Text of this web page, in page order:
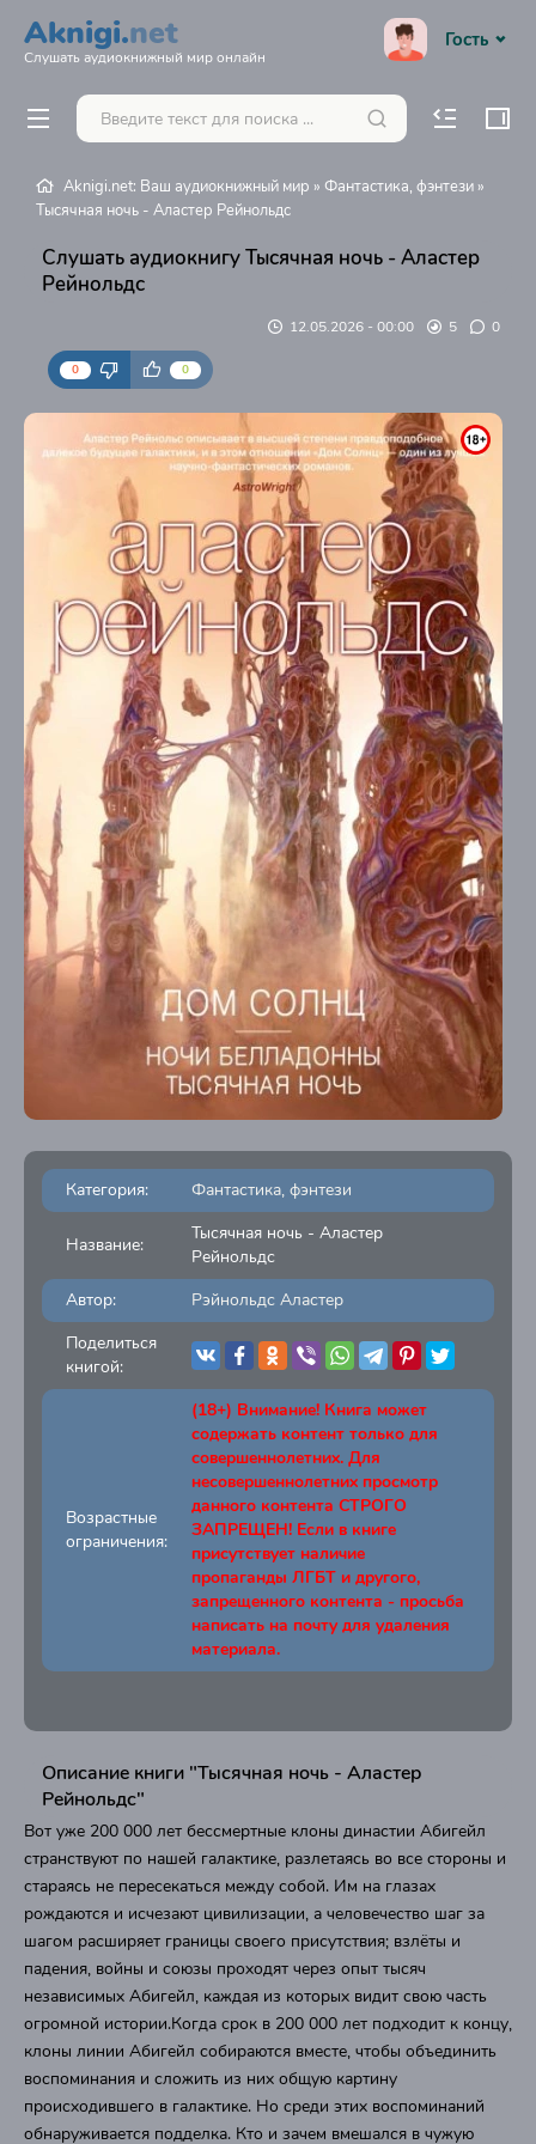
Aknigi.net
Слушать аудиокнижный мир онлайн
Гость
Aknigi.net: Ваш аудиокнижный мир » Фантастика, фэнтези »
Тысячная ночь - Аластер Рейнольдс
Слушать аудиокнигу Тысячная ночь - Аластер
Рейнольдс
12.05.2026 - 00:00 5 0
0 0
Категория: Фантастика, фэнтези
Название:
Тысячная ночь - Аластер
Рейнольдс
Автор:
Рэйнольдс Аластер
Поделиться
книгой:
Возрастные
ограничения:
(18+) Внимание! Книга может
содержать контент только для
совершеннолетних. Для
несовершеннолетних просмотр
данного контента СТРОГО
ЗАПРЕЩЕН! Если в книге
присутствует наличие
пропаганды ЛГБТ и другого,
запрещенного контента - просьба
написать на почту для удаления
материала.
Описание книги "Тысячная ночь - Аластер
Рейнольдс"
Вот уже 200 000 лет бессмертные клоны династии Абигейл
странствуют по нашей галактике, разлетаясь во все стороны и
стараясь не пересекаться между собой. Им на глазах
рождаются и исчезают цивилизации, а человечество шаг за
шагом расширяет границы своего присутствия; взлёты и
падения, войны и союзы проходят через опыт тысяч
независимых Абигейл, каждая из которых видит свою часть
огромной истории.Когда срок в 200 000 лет подходит к концу,
клоны линии Абигейл собираются вместе, чтобы объединить
воспоминания и сложить из них общую картину
происходившего в галактике. Но среди этих воспоминаний
обнаруживается подделка. Кто и зачем вмешался в чужую